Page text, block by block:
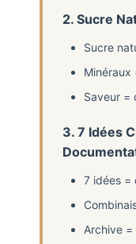
2. Sucre
Sucre
Minéraux
Saveur =
3. 7 Idées
7 idées =
Archive